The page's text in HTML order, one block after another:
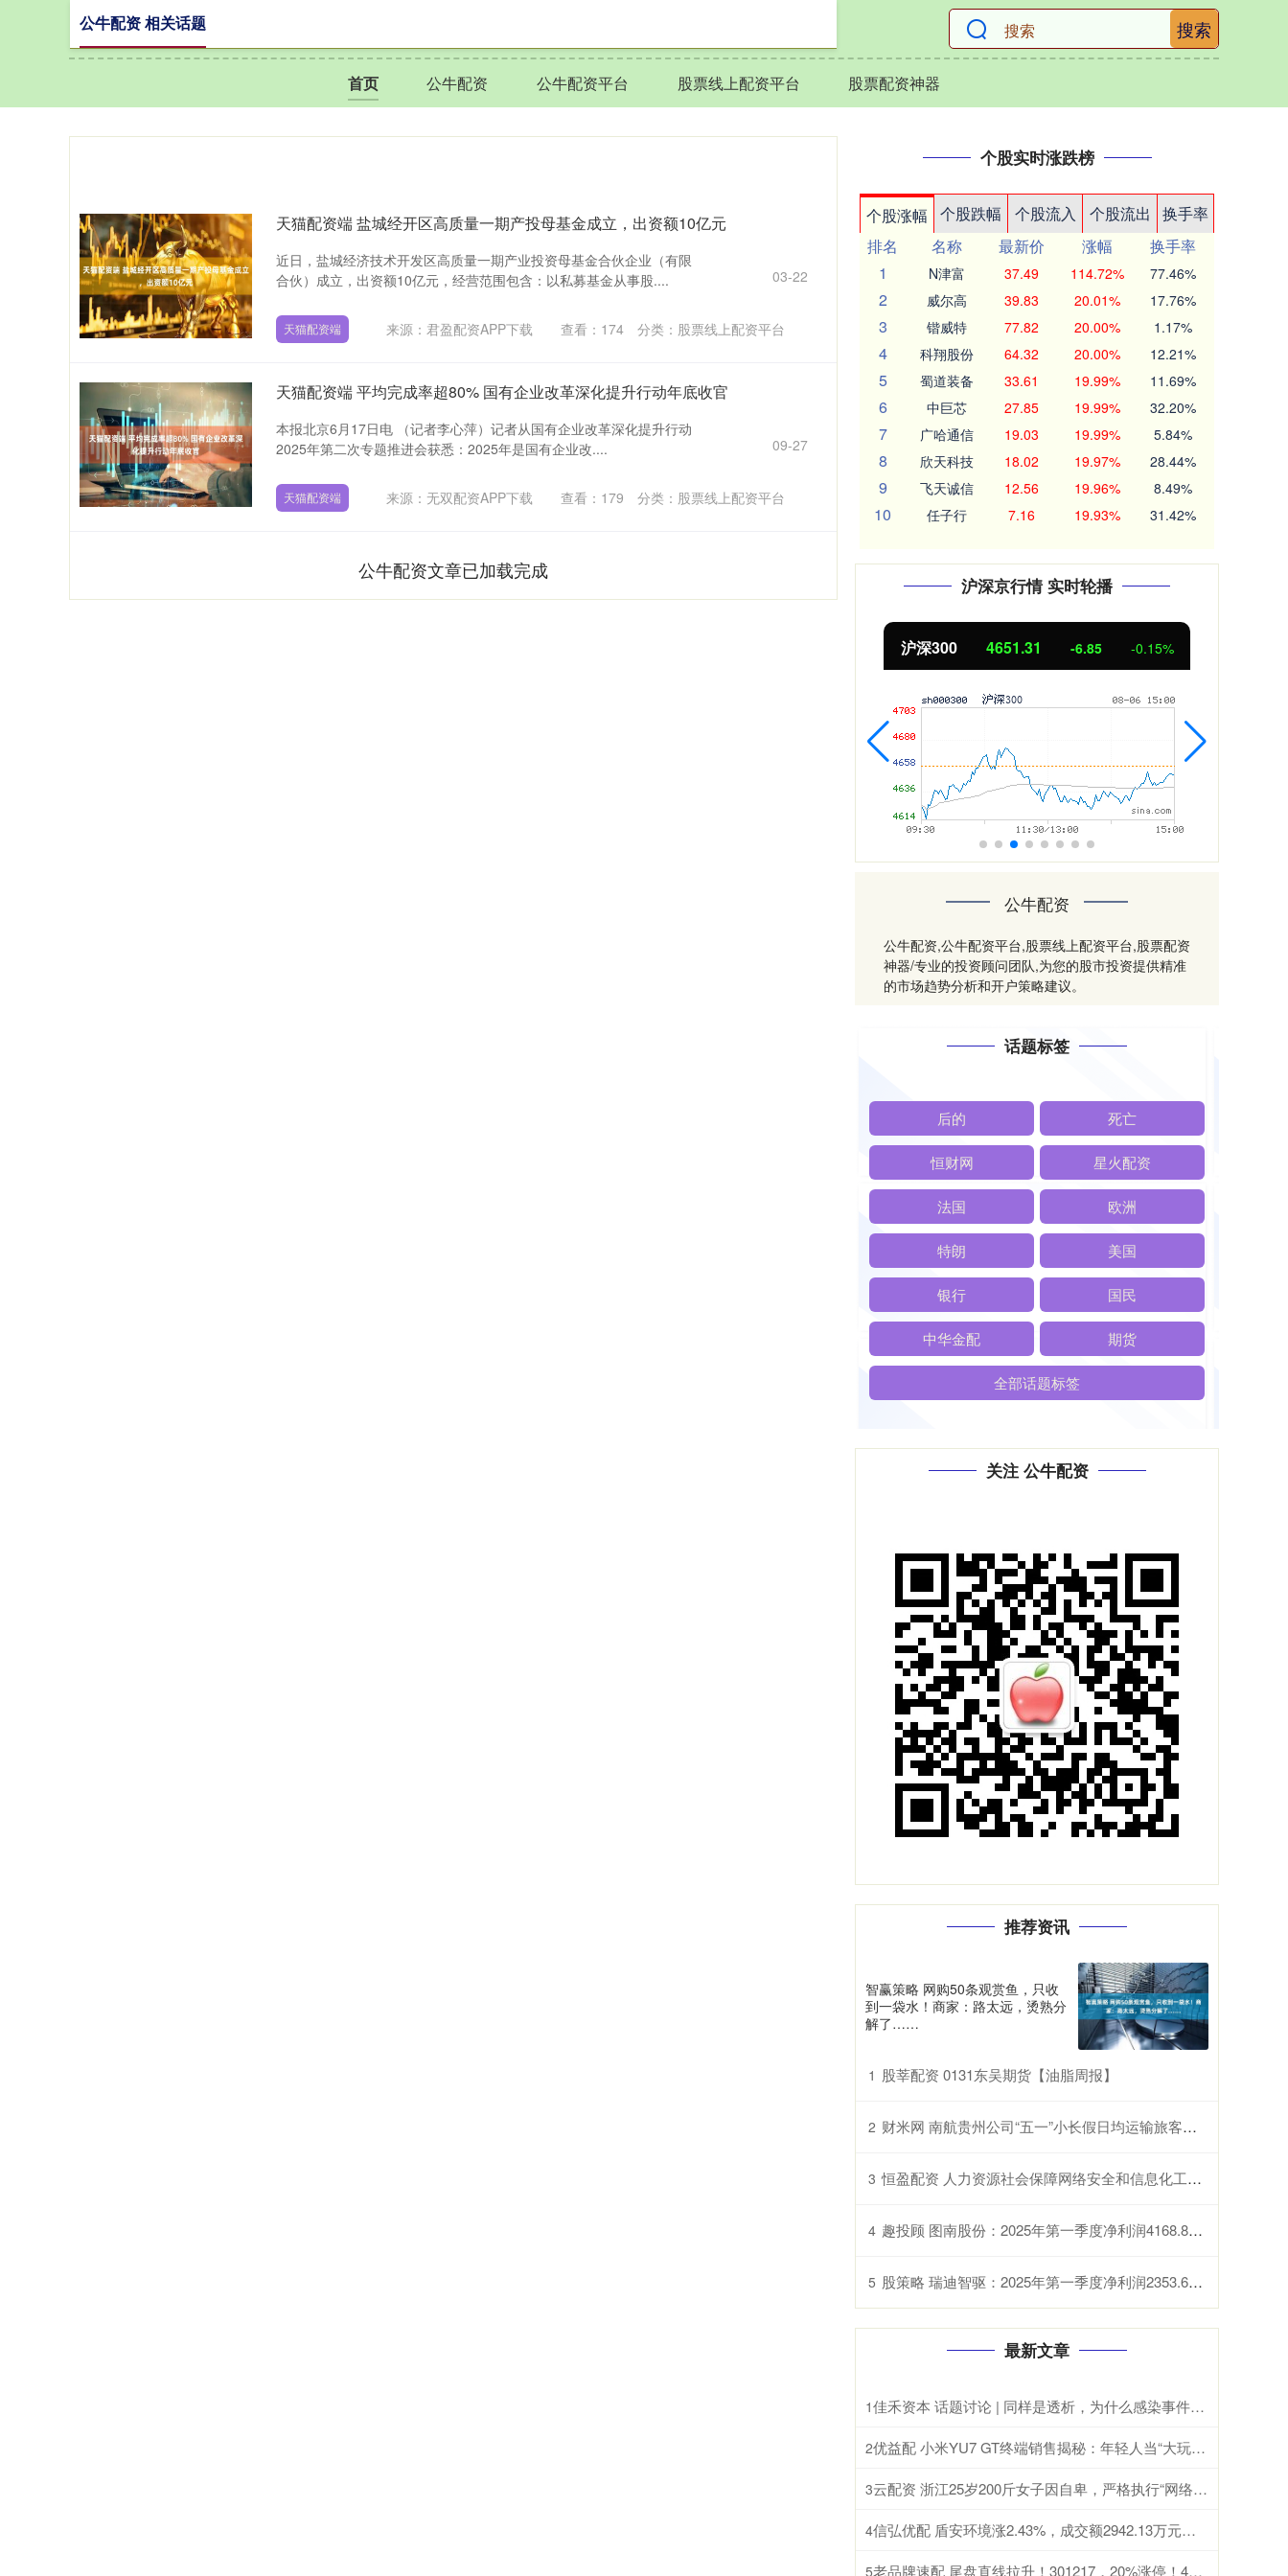
搜索
首页 公牛配资 公牛配资平台 股票线上配资平台 股票配资神器
公牛配资 相关话题
天猫配资端 盐城经开区高质量一期产投母基金成立，出资额10亿元
近日，盐城经济技术开发区高质量一期产业投资母基金合伙企业（有限
合伙）成立，出资额10亿元，经营范围包含：以私募基金从事股....
03-22
天猫配资端 来源：君盈配资APP下载 查看： 174 分类： 股票线上配资平台
天猫配资端 平均完成率超80% 国有企业改革深化提升行动年底收官
本报北京6月17日电 （记者李心萍）记者从国有企业改革深化提升行动
2025年第二次专题推进会获悉：2025年是国有企业改....
09-27
天猫配资端 来源：无双配资APP下载 查看： 179 分类： 股票线上配资平台
公牛配资文章已加载完成
个股实时涨跌榜
个股涨幅 个股跌幅 个股流入 个股流出
换手率
排名
名称 最新价 涨幅
换手率
1
N津富 37.49 114.72% 77.46%
2 威尔高 39.83 20.01% 17.76%
3 锴威特 77.82 20.00% 1.17%
4 科翔股份 64.32 20.00% 12.21%
5 蜀道装备 33.61 19.99% 11.69%
6 中巨芯 27.85 19.99% 32.20%
7 广哈通信 19.03 19.99% 5.84%
8 欣天科技 18.02 19.97% 28.44%
9 飞天诚信 12.56 19.96% 8.49%
10 任子行 7.16 19.93% 31.42%
沪深京行情 实时轮播
北证50 1122.88 3.42 0.30%
公牛配资
公牛配资,公牛配资平台,股票线上配资平台,股票配资
神器/专业的投资顾问团队,为您的股市投资提供精准
的市场趋势分析和开户策略建议。
话题标签
后的 死亡
恒财网 星火配资
法国 欧洲
特朗 美国
银行 国民
中华金配 期货
全部话题标签
关注 公牛配资
推荐资讯
智赢策略 网购50条观赏鱼，只收
到一袋水！商家：路太远，烫熟分
解了……
1 股莘配资 0131东吴期货【油脂周报】
2 财米网 南航贵州公司“五一”小长假日均运输旅客同比增长21.7%
3 恒盈配资 人力资源社会保障网络安全和信息化工作座谈会在长沙召开
4 趣投顾 图南股份：2025年第一季度净利润4168.87万元 同比暴跌54.09%
5 股策略 瑞迪智驱：2025年第一季度净利润2353.64万元 同比下降4.68%
最新文章
1 佳禾资本 话题讨论 | 同样是透析，为什么感染事件发生率不能简单“排排坐”？
2 优益配 小米YU7 GT终端销售揭秘：年轻人当“大玩具”买
3 云配资 浙江25岁200斤女子因自卑，严格执行“网络液断法”，一周瘦了15斤却“差点没命”；医生：这类人要远离网红减肥法
4 信弘优配 盾安环境涨2.43%，成交额2942.13万元，主力资金净流出260.27万元
5 老品牌速配 尾盘直线拉升！301217，20%涨停！4股获巨资抢筹